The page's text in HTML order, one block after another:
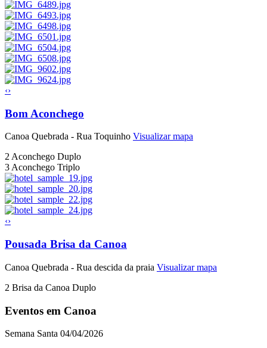
‹›
Bom Aconchego
Canoa Quebrada - Rua Toquinho Visualizar mapa
2Aconchego Duplo
3Aconchego Triplo
‹›
Pousada Brisa da Canoa
Canoa Quebrada - Rua descida da praia Visualizar mapa
2 Brisa da Canoa Duplo
Eventos em Canoa
Semana Santa 04/04/2026